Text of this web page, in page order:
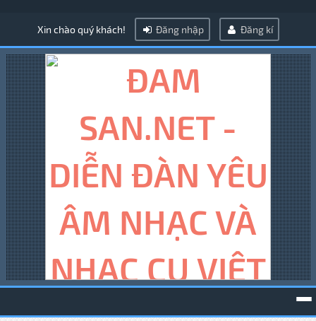
Xin chào quý khách! Đăng nhập Đăng kí